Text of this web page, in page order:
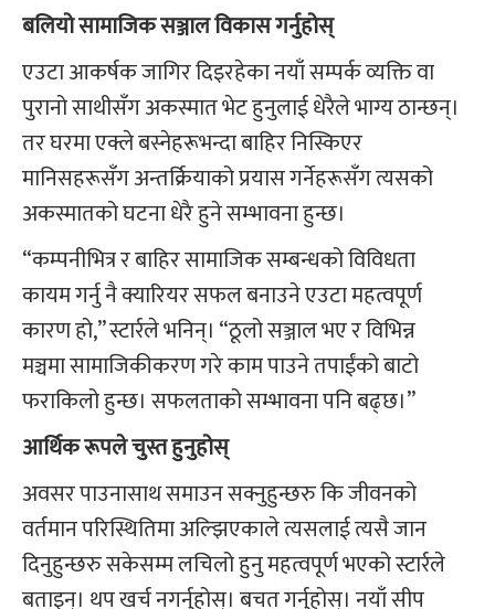
बलियो सामाजिक सञ्जाल विकास गर्नुहोस्
एउटा आकर्षक जागिर दिइरहेका नयाँ सम्पर्क व्यक्ति वा
पुरानो साथीसँग अकस्मात भेट हुनुलाई धेरैले भाग्य ठान्छन्।
तर घरमा एक्ले बस्नेहरूभन्दा बाहिर निस्किएर
मानिसहरूसँग अन्तर्क्रियाको प्रयास गर्नेहरूसँग त्यसको
अकस्मातको घटना धेरै हुने सम्भावना हुन्छ।
“कम्पनीभित्र र बाहिर सामाजिक सम्बन्धको विविधता
कायम गर्नु नै क्यारियर सफल बनाउने एउटा महत्वपूर्ण
कारण हो,” स्टार्रले भनिन्। “ठूलो सञ्जाल भए र विभिन्न
मञ्चमा सामाजिकीकरण गरे काम पाउने तपाईंको बाटो
फराकिलो हुन्छ। सफलताको सम्भावना पनि बढ्छ।”
आर्थिक रूपले चुस्त हुनुहोस्
अवसर पाउनासाथ समाउन सक्नुहुन्छरु कि जीवनको
वर्तमान परिस्थितिमा अल्झिएकाले त्यसलाई त्यसै जान
दिनुहुन्छरु सकेसम्म लचिलो हुनु महत्वपूर्ण भएको स्टार्रले
बताइन्। थप खर्च नगर्नुहोस्। बचत गर्नुहोस्। नयाँ सीप